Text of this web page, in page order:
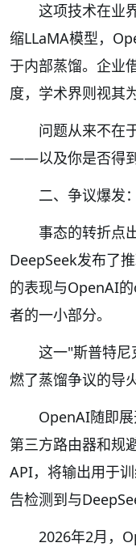
这项技术在业
缩LLaMA模型，
于内部蒸馏。企业
度，学术界则视其
问题从来不在
——以及你是否得到
二、争议爆发
事态的转折点
DeepSeek发布了
的表现与OpenAI
者的一小部分。
这一"斯普特
燃了蒸馏争议的导
OpenAI随即
第三方路由器和规
API，将输出用于
告检测到与
2026年2月，